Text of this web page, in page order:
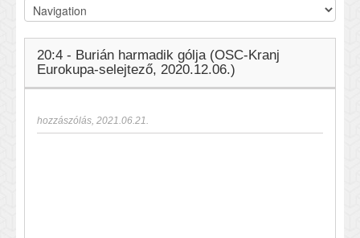
20:4 - Burián harmadik gólja (OSC-Kranj
Eurokupa-selejtező, 2020.12.06.)
hozzászólás, 2021.06.21.